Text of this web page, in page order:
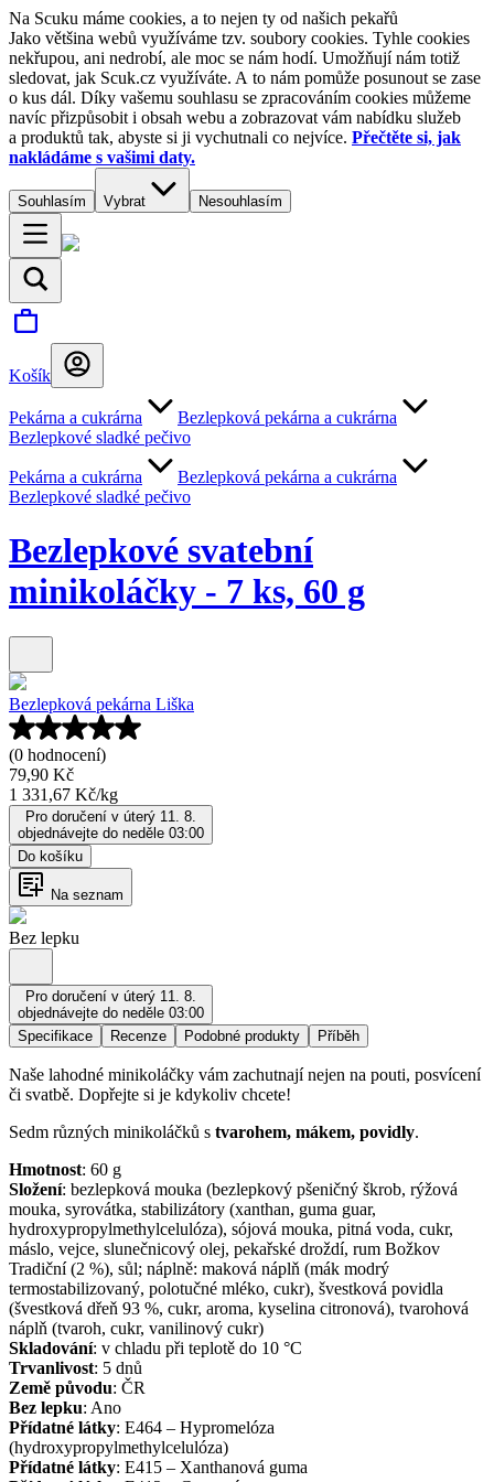
Na Scuku máme cookies, a to nejen ty od našich pekařů
Jako většina webů využíváme tzv. soubory cookies. Tyhle cookies
nekřupou, ani nedrobí, ale moc se nám hodí. Umožňují nám totiž
sledovat, jak Scuk.cz využíváte. A to nám pomůže posunout se zase
o kus dál. Díky vašemu souhlasu se zpracováním cookies můžeme
navíc přizpůsobit i obsah webu a zobrazovat vám nabídku služeb
a produktů tak, abyste si ji vychutnali co nejvíce. Přečtěte si, jak
nakládáme s vašimi daty.
Souhlasím Vybrat Nesouhlasím
Košík
Pekárna a cukrárna
Bezlepková pekárna a cukrárna
Bezlepkové sladké pečivo
Pekárna a cukrárna
Bezlepková pekárna a cukrárna
Bezlepkové sladké pečivo
Bezlepkové svatební
minikoláčky - 7 ks, 60 g
Bezlepková pekárna Liška
(0 hodnocení)
79,90 Kč
1 331,67 Kč/kg
Pro doručení v úterý 11. 8.
objednávejte do neděle 03:00
Do košíku
Na seznam
Bez lepku
Pro doručení v úterý 11. 8.
objednávejte do neděle 03:00
Specifikace
Recenze Podobné produkty Příběh
Naše lahodné minikoláčky vám zachutnají nejen na pouti, posvícení
či svatbě. Dopřejte si je kdykoliv chcete!
Sedm různých minikoláčků s tvarohem, mákem, povidly.
Hmotnost: 60 g
Složení: bezlepková mouka (bezlepkový pšeničný škrob, rýžová
mouka, syrovátka, stabilizátory (xanthan, guma guar,
hydroxypropylmethylcelulóza), sójová mouka, pitná voda, cukr,
máslo, vejce, slunečnicový olej, pekařské droždí, rum Božkov
Tradiční (2 %), sůl; náplně: maková náplň (mák modrý
termostabilizovaný, polotučné mléko, cukr), švestková povidla
(švestková dřeň 93 %, cukr, aroma, kyselina citronová), tvarohová
náplň (tvaroh, cukr, vanilinový cukr)
Skladování: v chladu při teplotě do 10 °C
Trvanlivost: 5 dnů
Země původu: ČR
Bez lepku: Ano
Přídatné látky: E464 – Hypromelóza
(hydroxypropylmethylcelulóza)
Přídatné látky: E415 – Xanthanová guma